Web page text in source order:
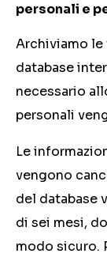
personali e
Archiviamo le
database
necessario
personali
Le
vengono
del database
di sei mesi,
modo sicuro.